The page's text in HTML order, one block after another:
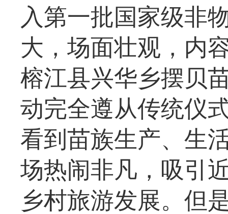
入第一批国家级非
大，场面壮观，内
榕江县兴华乡摆贝
动完全遵从传统仪
看到苗族生产、生
场热闹非凡，吸引
乡村旅游发展。但